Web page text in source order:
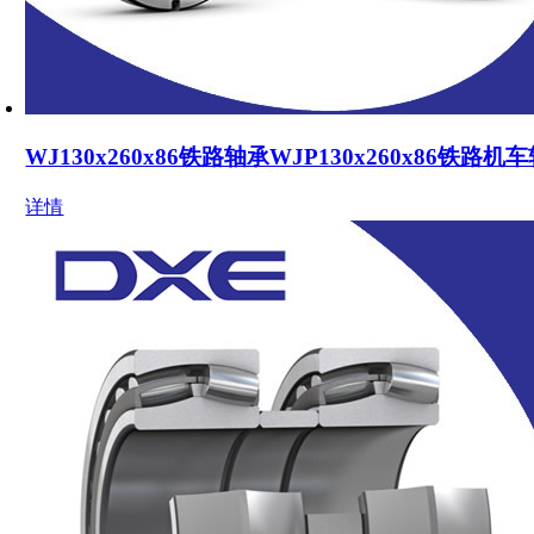
WJ130x260x86铁路轴承WJP130x260x86铁路机车
详情